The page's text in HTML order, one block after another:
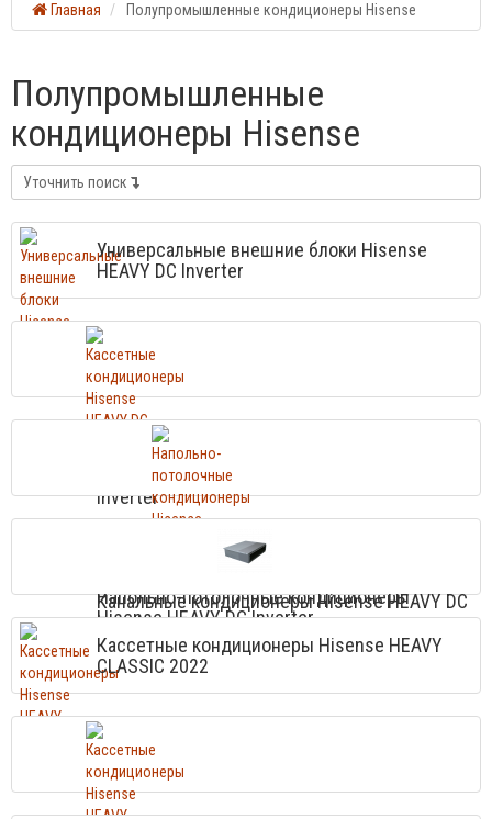
Главная Полупромышленные кондиционеры Hisense
Полупромышленные
кондиционеры Hisense
Уточнить поиск
Универсальные внешние блоки Hisense
HEAVY DC Inverter
Кассетные кондиционеры Hisense HEAVY DC
Inverter
Напольно-потолочные кондиционеры
Hisense HEAVY DC Inverter
Канальные кондиционеры Hisense HEAVY DC
Inverter
Кассетные кондиционеры Hisense HEAVY
CLASSIC 2022